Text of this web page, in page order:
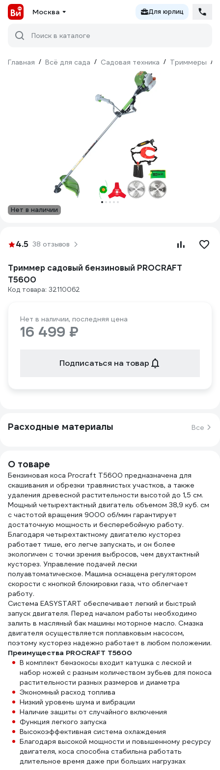
Москва Для юрлиц
Поиск в каталоге
Главная / Всё для сада / Садовая техника / Триммеры /
Нет в наличии
4.5 38 отзывов
Триммер садовый бензиновый PROCRAFT
T5600
Код товара: 32110062
Нет в наличии, последняя цена
16 499 ₽
Подписаться на товар
Расходные материалы Все
О товаре
Бензиновая коса Procraft T5600 предназначена для
скашивания и обрезки травянистых участков, а также
удаления древесной растительности высотой до 1,5 см.
Мощный четырехтактный двигатель объемом 38,9 куб. см
с частотой вращения 9000 об/мин гарантирует
достаточную мощность и бесперебойную работу.
Благодаря четырехтактному двигателю кусторез
работает тише, его легче запускать, и он более
экологичен с точки зрения выбросов, чем двухтактный
кусторез. Управление подачей лески
полуавтоматическое. Машина оснащена регулятором
скорости с кнопкой блокировки газа, что облегчает
работу.
Система EASYSTART обеспечивает легкий и быстрый
запуск двигателя. Перед началом работы необходимо
залить в масляный бак машины моторное масло. Смазка
двигателя осуществляется поплавковым насосом,
поэтому кусторез надежно работает в любом положении.
Преимущества PROCRAFT T5600
В комплект бензокосы входит катушка с леской и
набор ножей с разным количеством зубьев для покоса
растительности разных размеров и диаметра
Экономный расход топлива
Низкий уровень шума и вибрации
Наличие защиты от случайного включения
Функция легкого запуска
Высокоэффективная система охлаждения
Благодаря высокой мощности и повышенному ресурсу
двигателя, коса способна стабильна работать
длительное время даже при больших нагрузках